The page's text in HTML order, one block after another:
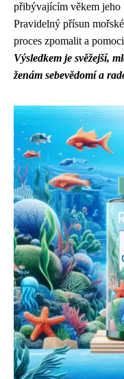
přibývajícím věkem jeho
Pravidelný přísun
proces zpomalit a
Výsledkem je svěžejší,
ženám sebevědomí a